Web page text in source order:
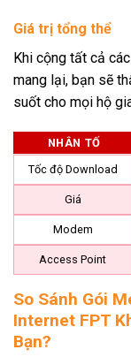
Giá trị tổng thể
Khi cộng tất cả
mang lại, bạn sẽ
suốt cho mọi hộ
NHÂN TỐ
Tốc độ Download
Giá
Modem
Access Point
So Sánh Gói
Internet FPT
Bạn?